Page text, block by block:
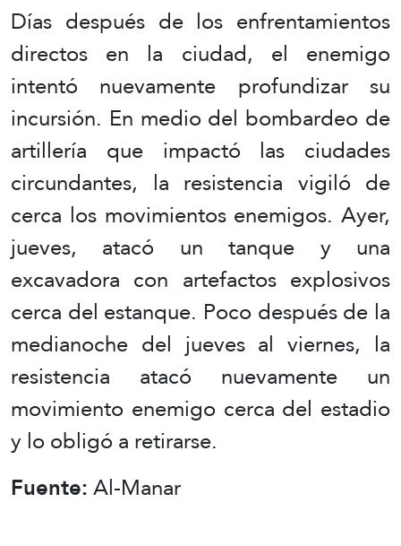
Días después de los enfrentamientos
directos en la ciudad, el enemigo
intentó nuevamente profundizar su
incursión. En medio del bombardeo de
artillería que impactó las ciudades
circundantes, la resistencia vigiló de
cerca los movimientos enemigos. Ayer,
jueves, atacó un tanque y una
excavadora con artefactos explosivos
cerca del estanque. Poco después de la
medianoche del jueves al viernes, la
resistencia atacó nuevamente un
movimiento enemigo cerca del estadio
y lo obligó a retirarse.
Fuente:Al-Manar